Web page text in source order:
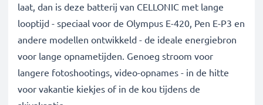
laat, dan is deze batterij van CELLONIC met lange
looptijd - speciaal voor de Olympus E-420, Pen E-P3 en
andere modellen ontwikkeld - de ideale energiebron
voor lange opnametijden. Genoeg stroom voor
langere fotoshootings, video-opnames - in de hitte
voor vakantie kiekjes of in de kou tijdens de